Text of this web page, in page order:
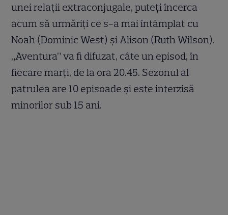
unei relații extraconjugale, puteți încerca
acum să urmăriți ce s-a mai întâmplat cu
Noah (Dominic West) și Alison (Ruth Wilson).
„Aventura” va fi difuzat, câte un episod, în
fiecare marți, de la ora 20.45. Sezonul al
patrulea are 10 episoade și este interzisă
minorilor sub 15 ani.